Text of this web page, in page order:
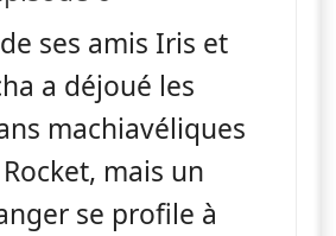
ses amis Iris et
a déjoué les
machiavéliques
mais un
se profile à